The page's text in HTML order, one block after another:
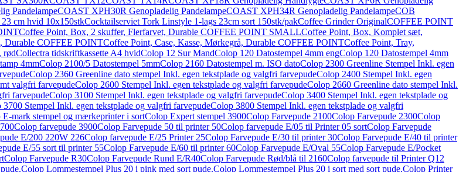
PandelampeCOAST XPH30R Genopladelig PandelampeCOAST XPH34R Genopladelig PandelampeCOB
cm hvid 10x150stkCocktailserviet Tork Linstyle 1-lags 23cm sort 150stk/pakCoffee Grinder OriginalCOFFEE POINT
Coffee Point, Box, 2 skuffer, Flerfarvet, Durable COFFEE POINT SMALLCoffee Point, Box, Komplet sæt,
Durable COFFEE POINTCoffee Point, Case, Kasse, Mørkegrå, Durable COFFEE POINTCoffee Point, Tray,
rødCollectra tidskriftkassette A4 hvidColop 12 Sur MandColop 120 Datostempel 4mm engColop 120 Datostempel 4mm
4mmColop 2100/5 Datostempel 5mmColop 2160 Datostempel m. ISO datoColop 2300 Greenline Stempel Inkl. egen
Colop 2360 Greenline dato stempel Inkl. egen tekstplade og valgfri farvepudeColop 2400 Stempel Inkl. egen
valgfri farvepudeColop 2600 Stempel Inkl. egen tekstplade og valgfri farvepudeColop 2660 Greenline dato stempel Inkl.
farvepudeColop 3100 Stempel Inkl. egen tekstplade og valgfri farvepudeColop 3400 Stempel Inkl. egen tekstplade og
3700 Stempel Inkl. egen tekstplade og valgfri farvepudeColop 3800 Stempel Inkl. egen tekstplade og valgfri
E-mark stempel og mærkeprinter i sortColop Expert stempel 3900Colop Farvepude 2100Colop Farvepude 2300Colop
Colop farvepude 3900Colop Farvepude 50 til printer 50Colop farvepude E/05 til Printer 05 sortColop Farvepude
E/200 220W 226Colop farvepude E/25 Printer 25Colop Farvepude E/30 til printer 30Colop Farvepude E/40 til printer
E/55 sort til printer 55Colop Farvepude E/60 til printer 60Colop Farvepude E/Oval 55Colop Farvepude E/Pocket
Colop Farvepude R30Colop Farvepude Rund E/R40Colop Farvepude Rød/blå til 2160Colop farvepude til Printer Q12
Colop Lommestempel Plus 20 i pink med sort pude.Colop Lommestempel Plus 20 i sort med sort pude.Colop Printer